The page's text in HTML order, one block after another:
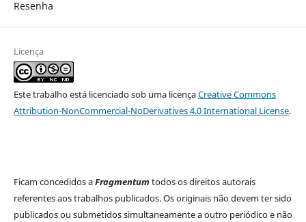
Resenha
Licença
Este trabalho está licenciado sob uma licençaCreative Commons
Attribution-NonCommercial-NoDerivatives 4.0 International License.
Ficam concedidos aFragmentum todos os direitos autorais
referentes aos trabalhos publicados. Os originais não devem ter sido
publicados ou submetidos simultaneamente a outro periódico e não